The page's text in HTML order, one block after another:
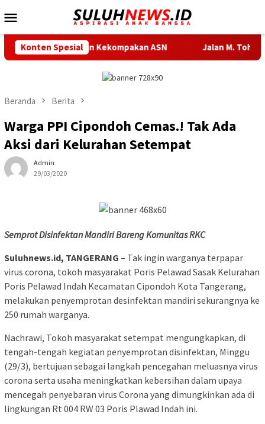
ke
Mobile
Konten Spesial
dan Kekompakan ASN Jalan M. Toha hingga
Beranda Berita
Warga PPI Cipondoh Cemas.! Tak Ada
Aksi dari Kelurahan Setempat
Admin
29/03/2020
Semprot Disinfektan Mandiri Bareng Komunitas RKC
Suluhnews.id, TANGERANG – Tak ingin warganya terpapar
virus corona, tokoh masyarakat Poris Pelawad Sasak Kelurahan
Poris Pelawad Indah Kecamatan Cipondoh Kota Tangerang,
melakukan penyemprotan desinfektan mandiri sekurangnya ke
250 rumah warganya.
Nachrawi, Tokoh masyarakat setempat mengungkapkan, di
tengah-tengah kegiatan penyemprotan disinfektan, Minggu
(29/3), bertujuan sebagai langkah pencegahan meluasnya virus
corona serta usaha meningkatkan kebersihan dalam upaya
mencegah penyebaran virus Corona yang dimungkinkan ada di
lingkungan Rt 004 RW 03 Poris Plawad Indah ini.